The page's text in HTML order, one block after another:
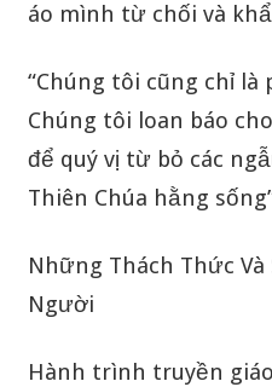
áo mình từ chối và
“Chúng tôi cũng chỉ là
Chúng tôi loan báo
để quý vị từ bỏ các
Thiên Chúa hằng
Những Thách Thức Và
Người
Hành trình truyền